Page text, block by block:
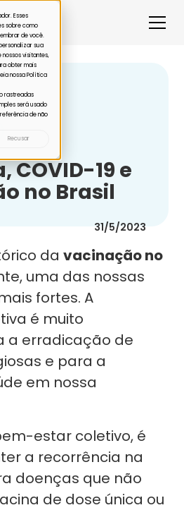
Esses
sobre como
de você.
sua
visitantes,
obter mais
nossa Política
rastreadas
será usado
de não
Recusar
COVID-19 e
no Brasil
31/5/2023
davacinação no
uma das nossas
fortes. A
é muito
a erradicação de
e para a
em nossa
estar coletivo, é
a recorrência na
doenças que não
de dose única ou